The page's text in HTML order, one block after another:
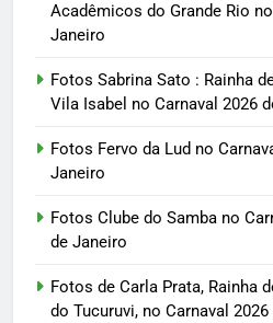
Acadêmicos do Grande Rio
Janeiro
Fotos Sabrina Sato : Rainha
Vila Isabel no Carnaval 2026
Fotos Fervo da Lud no
Janeiro
Fotos Clube do Samba no
de Janeiro
Fotos de Carla Prata, Rainha
do Tucuruvi, no Carnaval